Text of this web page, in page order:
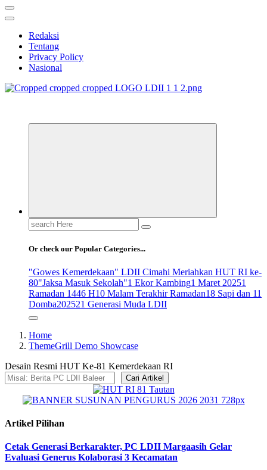
Redaksi
Tentang
Privacy Policy
Nasional
Search
for:
Or check our Popular Categories...
"Gowes Kemerdekaan" LDII Cimahi Meriahkan HUT RI ke-
80"Jaksa Masuk Sekolah"1 Ekor Kambing1 Maret 20251
Ramadan 1446 H10 Malam Terakhir Ramadan18 Sapi dan 11
Domba202521 Generasi Muda LDII
Home
ThemeGrill Demo Showcase
Desain Resmi HUT Ke-81 Kemerdekaan RI
Cari Artikel
Artikel Pilihan
Cetak Generasi Berkarakter, PC LDII Margaasih Gelar
Evaluasi Generus Kolaborasi 3 Kecamatan